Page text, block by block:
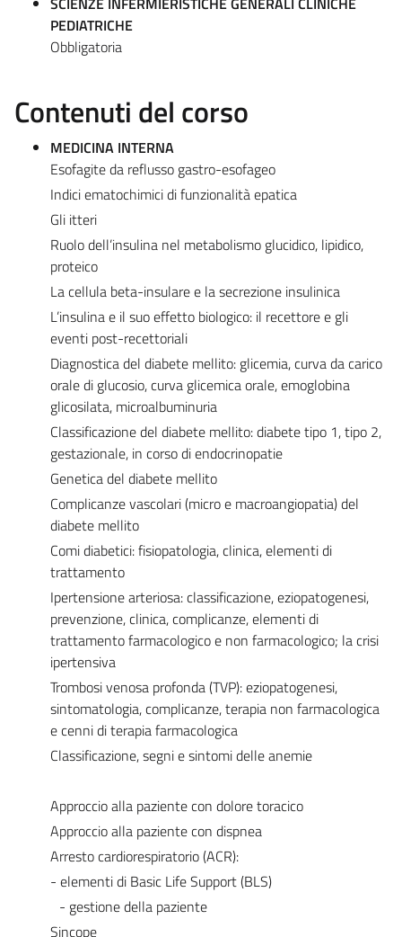
PEDIATRICHE
Obbligatoria
Contenuti del corso
MEDICINA INTERNA
Esofagite da reflusso gastro-esofageo
Indici ematochimici di funzionalità epatica
Gli itteri
Ruolo dell’insulina nel metabolismo glucidico, lipidico,
proteico
La cellula beta-insulare e la secrezione insulinica
L’insulina e il suo effetto biologico: il recettore e gli
eventi post-recettoriali
Diagnostica del diabete mellito: glicemia, curva da carico
orale di glucosio, curva glicemica orale, emoglobina
glicosilata, microalbuminuria
Classificazione del diabete mellito: diabete tipo 1, tipo 2,
gestazionale, in corso di endocrinopatie
Genetica del diabete mellito
Complicanze vascolari (micro e macroangiopatia) del
diabete mellito
Comi diabetici: fisiopatologia, clinica, elementi di
trattamento
Ipertensione arteriosa: classificazione, eziopatogenesi,
prevenzione, clinica, complicanze, elementi di
trattamento farmacologico e non farmacologico; la crisi
ipertensiva
Trombosi venosa profonda (TVP): eziopatogenesi,
sintomatologia, complicanze, terapia non farmacologica
e cenni di terapia farmacologica
Classificazione, segni e sintomi delle anemie
Approccio alla paziente con dolore toracico
Approccio alla paziente con dispnea
Arresto cardiorespiratorio (ACR):
- elementi di Basic Life Support (BLS)
- gestione della paziente
Sincope